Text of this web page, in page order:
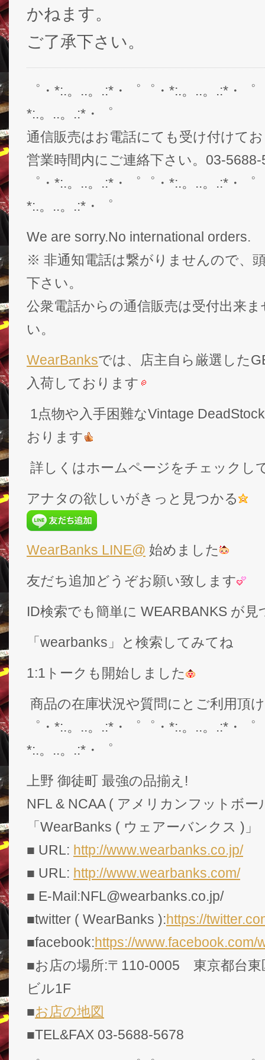
かねます。
ご了承下さい。
゜・*:.。..。.:*・゜゜・*:.。..。.:*・
*:.。..。.:*・゜
通信販売はお電話にても受け付けて
営業時間内にご連絡下さい。03-5688-
゜・*:.。..。.:*・゜゜・*:.。..。.:*・
*:.。..。.:*・゜
We are sorry.No international orders.
※ 非通知電話は繋がりませんので、
下さい。
公衆電話からの通信販売は受付出来
い。
WearBanksでは、店主自ら厳選した
入荷しております
1点物や入手困難なVintage
おります
詳しくはホームページをチェックし
アナタの欲しいがきっと見つかる
WearBanks LINE@ 始めました
友だち追加どうぞお願い致します
ID検索でも簡単に WEARBANKS が
「wearbanks」と検索してみてね
1:1トークも開始しました
商品の在庫状況や質問にとご利用頂
゜・*:.。..。.:*・゜゜・*:.。..。.:*・
*:.。..。.:*・゜
上野 御徒町 最強の品揃え!
NFL & NCAA ( アメリカンフットボー
「WearBanks ( ウェアーバンクス )」
■ URL: http://www.wearbanks.co.jp/
■ URL: http://www.wearbanks.com/
■ E-Mail:NFL@wearbanks.co.jp/
■twitter ( WearBanks ):https://
■facebook:https://www.facebook.com/
■お店の場所:〒110-0005 東京都台
ビル1F
■お店の地図
■TEL&FAX 03-5688-5678